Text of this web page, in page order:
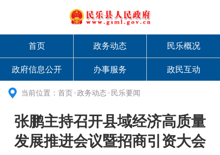
首页 政务动态 民乐概况
政府信息公开 办事服务 政民互动
当前位置：首页 > 政务动态 > 民乐要闻
张鹏主持召开县域经济高质量
发展推进会议暨招商引资大会